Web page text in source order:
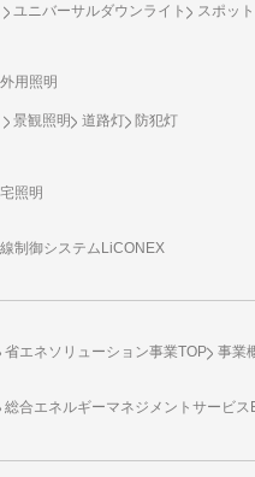
ユニバーサルダウンライト スポッ
用照明
景観照明 道路灯 防犯灯
照明
制御システムLiCONEX
省エネソリューション事業TOP 事業
総合エネルギーマネジメントサービ